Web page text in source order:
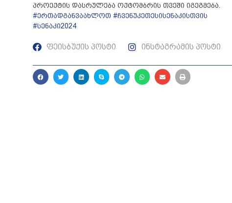
პროექტის დასრულება ოქტომბრის თვეში იგეგმება.
#ერთადგანვაახლოთ #ჩვენუკეთესისენაკისთვის
#სენაკი2024
ფეისბუქის პოსტი ინსტაგრამის პოსტი